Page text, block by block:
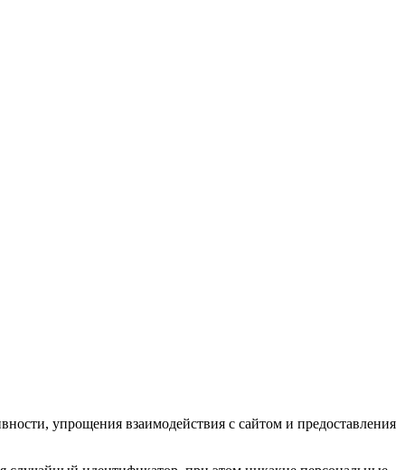
упрощения взаимодействия с сайтом и предоставления